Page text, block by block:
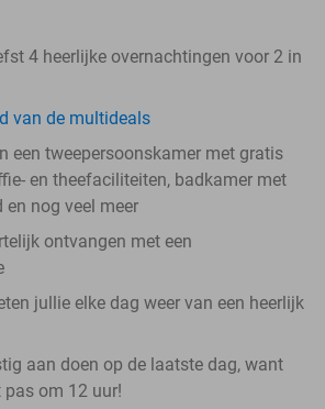
4 heerlijke overnachtingen voor 2 in
van de multideals
een tweepersoonskamer met gratis
en theefaciliteiten, badkamer met
nog veel meer
ontvangen met een
jullie elke dag weer van een heerlijk
aan doen op de laatste dag, want
om 12 uur!